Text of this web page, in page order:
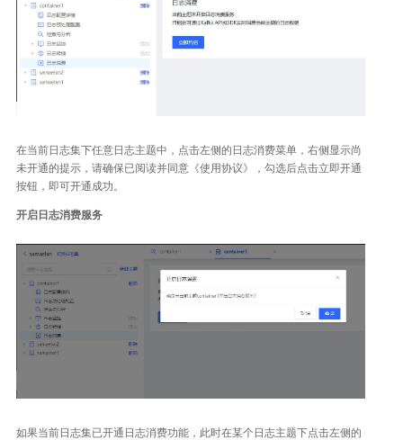
在当前日志集下任意日志主题中，点击左侧的日志消费菜单，右侧显示尚
未开通的提示，请确保已阅读并同意《使用协议》，勾选后点击立即开通
按钮，即可开通成功。
开启日志消费服务
如果当前日志集已开通日志消费功能，此时在某个日志主题下点击左侧的